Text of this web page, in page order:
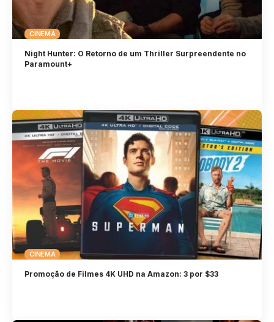
CINEMA
Night Hunter: O Retorno de um Thriller Surpreendente no
Paramount+
CINEMA
Promoção de Filmes 4K UHD na Amazon: 3 por $33